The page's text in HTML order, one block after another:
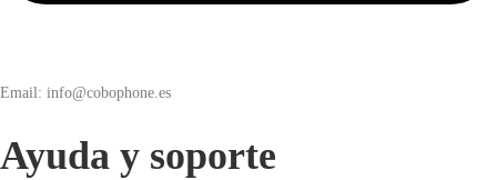
Email: info@cobophone.es
Ayuda y soporte